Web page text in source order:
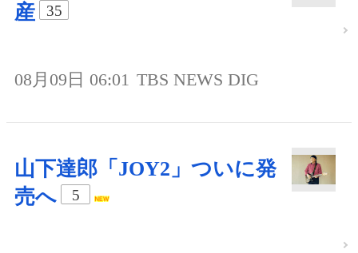
産
35
08月09日 06:01 TBS NEWS DIG
山下達郎「JOY2」ついに発
売へ
5